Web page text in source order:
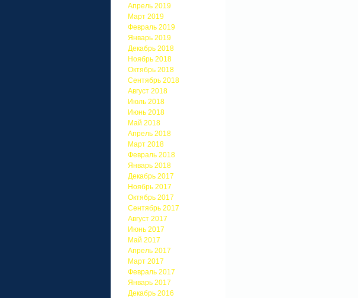
Апрель 2019
Март 2019
Февраль 2019
Январь 2019
Декабрь 2018
Ноябрь 2018
Октябрь 2018
Сентябрь 2018
Август 2018
Июль 2018
Июнь 2018
Май 2018
Апрель 2018
Март 2018
Февраль 2018
Январь 2018
Декабрь 2017
Ноябрь 2017
Октябрь 2017
Сентябрь 2017
Август 2017
Июнь 2017
Май 2017
Апрель 2017
Март 2017
Февраль 2017
Январь 2017
Декабрь 2016